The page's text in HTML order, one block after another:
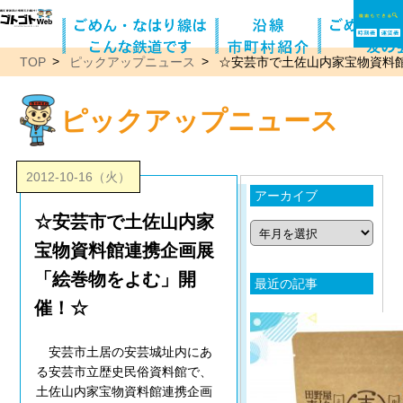
TOP ピックアップニュース ☆安芸市で土佐山内家宝物資料
ピックアップニュース
2012-10-16（火）
☆安芸市で土佐山内家
宝物資料館連携企画展
「絵巻物をよむ」開
催！☆
安芸市土居の安芸城址内にあ
る安芸市立歴史民俗資料館で、
土佐山内家宝物資料館連携企画
アーカイブ
最近の記事